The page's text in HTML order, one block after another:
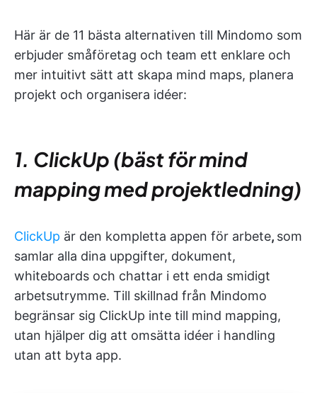
Här är de 11 bästa alternativen till Mindomo som
erbjuder småföretag och team ett enklare och
mer intuitivt sätt att skapa mind maps, planera
projekt och organisera idéer:
1. ClickUp (bäst för mind
mapping med projektledning)
ClickUp är den kompletta appen för arbete, som
samlar alla dina uppgifter, dokument,
whiteboards och chattar i ett enda smidigt
arbetsutrymme. Till skillnad från Mindomo
begränsar sig ClickUp inte till mind mapping,
utan hjälper dig att omsätta idéer i handling
utan att byta app.